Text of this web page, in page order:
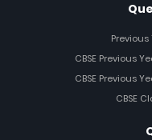
CBSE Previous
CBSE Previous
CBSE